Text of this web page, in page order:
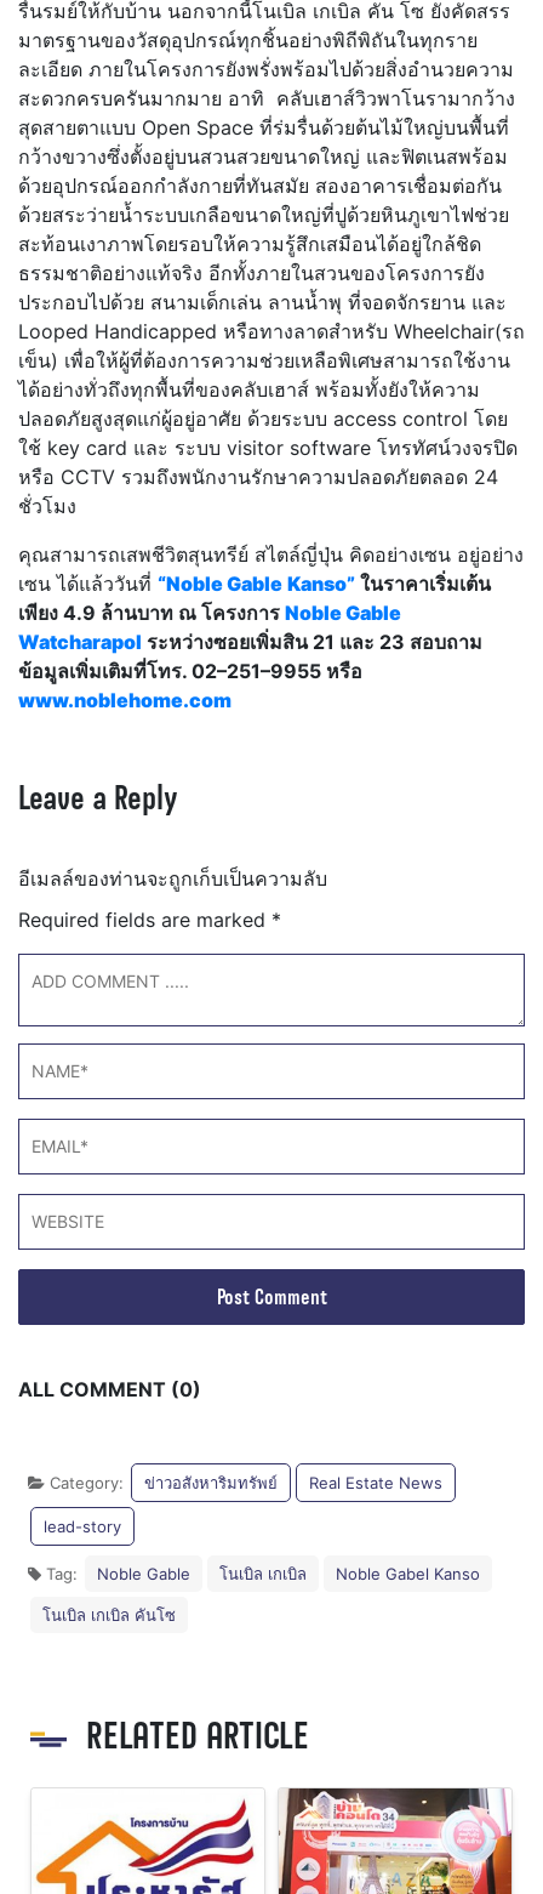
รื่นรมย์ให้กับบ้าน นอกจากนี้โนเบิล เกเบิล คัน โซ ยังคัดสรร
มาตรฐานของวัสดุอุปกรณ์ทุกชิ้นอย่างพิถีพิถันในทุกราย
ละเอียด ภายในโครงการยังพรั่งพร้อมไปด้วยสิ่งอำนวยความ
สะดวกครบครันมากมาย อาทิ คลับเฮาส์วิวพาโนรามากว้าง
สุดสายตาแบบ Open Space ที่ร่มรื่นด้วยต้นไม้ใหญ่บนพื้นที่
กว้างขวางซึ่งตั้งอยู่บนสวนสวยขนาดใหญ่ และฟิตเนสพร้อม
ด้วยอุปกรณ์ออกกำลังกายที่ทันสมัย สองอาคารเชื่อมต่อกัน
ด้วยสระว่ายน้ำระบบเกลือขนาดใหญ่ที่ปูด้วยหินภูเขาไฟช่วย
สะท้อนเงาภาพโดยรอบให้ความรู้สึกเสมือนได้อยู่ใกล้ชิด
ธรรมชาติอย่างแท้จริง อีกทั้งภายในสวนของโครงการยัง
ประกอบไปด้วย สนามเด็กเล่น ลานน้ำพุ ที่จอดจักรยาน และ
Looped Handicapped หรือทางลาดสำหรับ Wheelchair(รถ
เข็น) เพื่อให้ผู้ที่ต้องการความช่วยเหลือพิเศษสามารถใช้งาน
ได้อย่างทั่วถึงทุกพื้นที่ของคลับเฮาส์ พร้อมทั้งยังให้ความ
ปลอดภัยสูงสุดแก่ผู้อยู่อาศัย ด้วยระบบ access control โดย
ใช้ key card และ ระบบ visitor software โทรทัศน์วงจรปิด
หรือ CCTV รวมถึงพนักงานรักษาความปลอดภัยตลอด 24
ชั่วโมง
คุณสามารถเสพชีวิตสุนทรีย์ สไตล์ญี่ปุ่น คิดอย่างเซน อยู่อย่าง
เซน ได้แล้ววันที่ “Noble Gable Kanso” ในราคาเริ่มเต้น
เพียง 4.9 ล้านบาท ณ โครงการ Noble Gable
Watcharapol ระหว่างซอยเพิ่มสิน 21 และ 23 สอบถาม
ข้อมูลเพิ่มเติมที่โทร. 02–251–9955 หรือ
www.noblehome.com
Leave a Reply
อีเมลล์ของท่านจะถูกเก็บเป็นความลับ
Required fields are marked *
ALL COMMENT (0)
Category: ข่าวอสังหาริมทรัพย์ Real Estate News
lead-story
Tag: Noble Gable โนเบิล เกเบิล Noble Gabel Kanso
โนเบิล เกเบิล คันโซ
RELATED ARTICLE